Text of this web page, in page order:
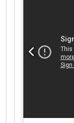
durable
est en bon
inspectée
nous